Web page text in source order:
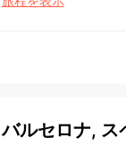
バルセロナ, ス